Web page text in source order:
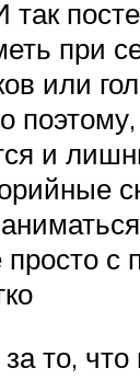
при
или
и
то,